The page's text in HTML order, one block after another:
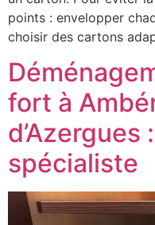
points : envelopper
choisir des cartons
fort à
spécialiste